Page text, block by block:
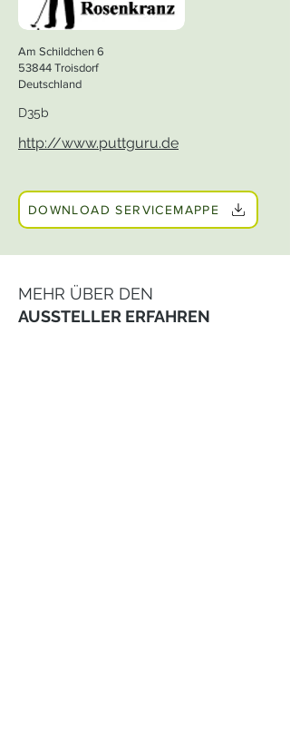
Am Schildchen 6
53844 Troisdorf
Deutschland
D35b
http://www.puttguru.de
DOWNLOAD SERVICEMAPPE
MEHR ÜBER DEN
AUSSTELLER ERFAHREN